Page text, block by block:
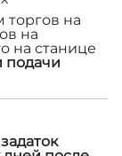
торгов на
на
на станице
подачи
задаток